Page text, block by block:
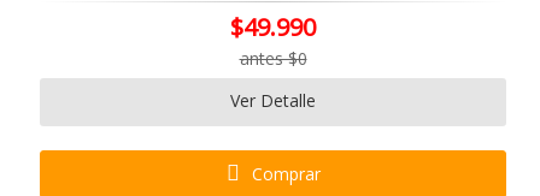
$49.990
antes $0
Ver Detalle
Comprar